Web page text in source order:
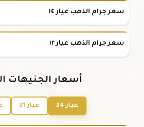
سعر جرام الذهب عيار ١٤
سعر جرام الذهب عيار ١٢
أسعار الجنيهات
عيار 24 عيار 21